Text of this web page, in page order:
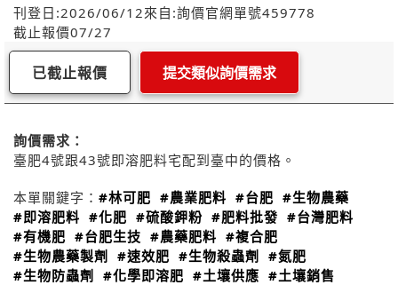
刊登日:2026/06/12來自:詢價官網單號459778
截止報價07/27
已截止報價 提交類似詢價需求
詢價需求：
臺肥4號跟43號即溶肥料宅配到臺中的價格。
本單關鍵字： #林可肥 #農業肥料 #台肥 #生物農藥
#即溶肥料 #化肥 #硫酸鉀粉 #肥料批發 #台灣肥料
#有機肥 #台肥生技 #農藥肥料 #複合肥
#生物農藥製劑
#速效肥 #生物殺蟲劑
#氮肥
#生物防蟲劑
#化學即溶肥 #土壤供應 #土壤銷售